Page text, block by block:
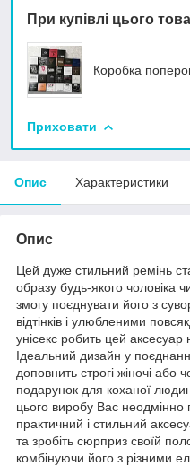
При купівлі цього
Коробка
Приховати
Опис Характеристики
Опис
Цей дуже стильний ремінь
образу будь-якого чоловіка
змогу поєднувати його з
відтінків і улюбленими
унісекс робить цей аксесуар
Ідеальний дизайн у
доповнить строгі жіночі або
подарунок для коханої
цього виробу Вас неодмінно
практичний і стильний
та зробіть сюрприз своїй
комбінуючи його з різними